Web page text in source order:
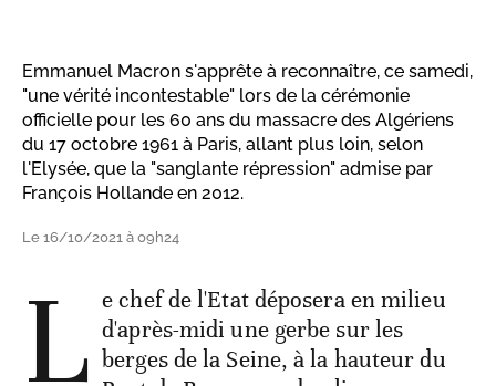
Emmanuel Macron s'apprête à reconnaître, ce samedi,
"une vérité incontestable" lors de la cérémonie
officielle pour les 60 ans du massacre des Algériens
du 17 octobre 1961 à Paris, allant plus loin, selon
l'Elysée, que la "sanglante répression" admise par
François Hollande en 2012.
Le 16/10/2021 à 09h24
L e chef de l'Etat déposera en milieu
d'après-midi une gerbe sur les
berges de la Seine, à la hauteur du